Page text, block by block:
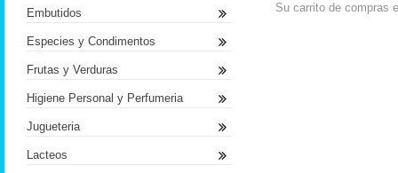
Su carrito de compras
Embutidos
Especies y Condimentos
Frutas y Verduras
Higiene Personal y Perfumeria
Jugueteria
Lacteos